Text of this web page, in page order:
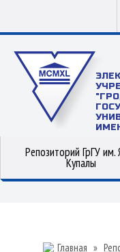
Репозиторий ГрГУ им.
Купалы
Главная »